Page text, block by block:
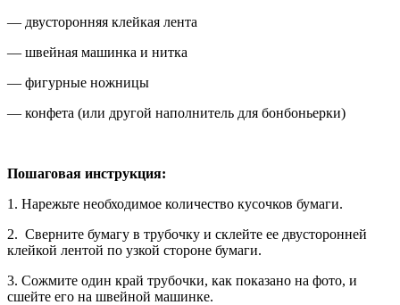
— двусторонняя клейкая лента
— швейная машинка и нитка
— фигурные ножницы
— конфета (или другой наполнитель для бонбоньерки)
Пошаговая инструкция:
1. Нарежьте необходимое количество кусочков бумаги.
2. Сверните бумагу в трубочку и склейте ее двусторонней
клейкой лентой по узкой стороне бумаги.
3. Сожмите один край трубочки, как показано на фото, и
сшейте его на швейной машинке.